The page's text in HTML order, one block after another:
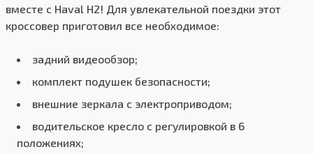
вместе с Haval H2! Для увлекательной поездки этот
кроссовер приготовил все необходимое:
задний видеообзор;
комплект подушек безопасности;
внешние зеркала с электроприводом;
водительское кресло с регулировкой в 6
положениях;